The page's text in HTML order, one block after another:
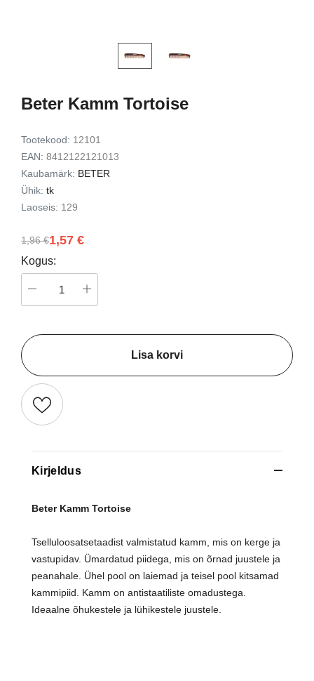
Beter Kamm Tortoise
Tootekood: 12101
EAN: 8412122121013
Kaubamärk: BETER
Ühik: tk
Laoseis: 129
1,57 €
1,96 €
Kogus:
Lisa korvi
Kirjeldus
Beter Kamm Tortoise
Tselluloosatsetaadist valmistatud kamm, mis on kerge ja
vastupidav. Ümardatud piidega, mis on õrnad juustele ja
peanahale. Ühel pool on laiemad ja teisel pool kitsamad
kammipiid. Kamm on antistaatiliste omadustega.
Ideaalne õhukestele ja lühikestele juustele.